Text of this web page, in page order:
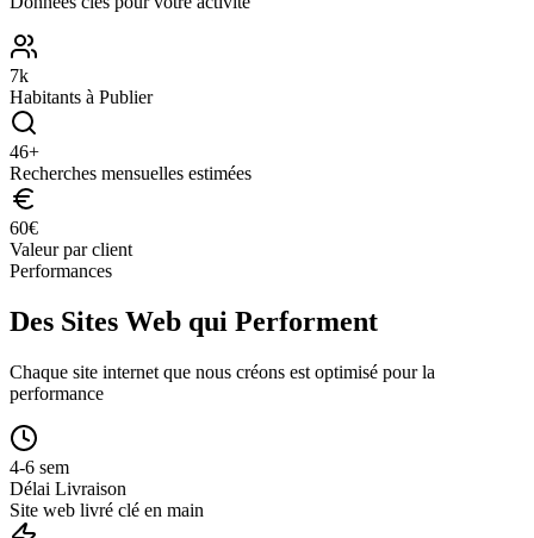
7k
Habitants à Publier
46+
Recherches mensuelles estimées
60€
Valeur par client
Performances
Des Sites Web qui Performent
Chaque site internet que nous créons est optimisé pour la
performance
4-6 sem
Délai Livraison
Site web livré clé en main